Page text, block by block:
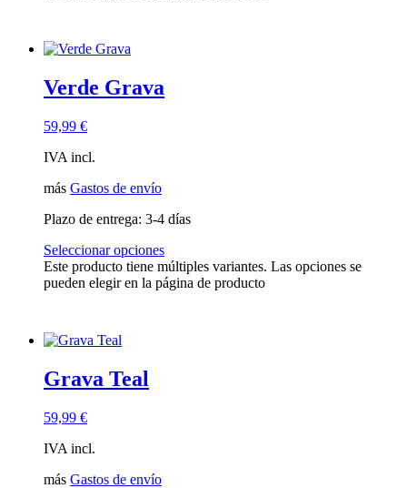
Verde Grava
59,99 €
IVA incl.
más Gastos de envío
Plazo de entrega: 3-4 días
Seleccionar opciones
Este producto tiene múltiples variantes. Las opciones se
pueden elegir en la página de producto
Grava Teal
59,99 €
IVA incl.
más Gastos de envío